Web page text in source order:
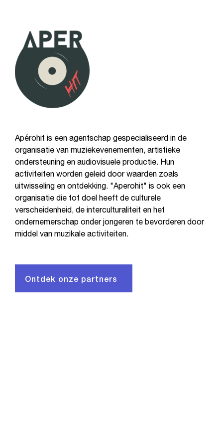
Apérohit is een agentschap gespecialiseerd in de
organisatie van muziekevenementen, artistieke
ondersteuning en audiovisuele productie. Hun
activiteiten worden geleid door waarden zoals
uitwisseling en ontdekking. "Aperohit" is ook een
organisatie die tot doel heeft de culturele
verscheidenheid, de interculturaliteit en het
ondernemerschap onder jongeren te bevorderen door
middel van muzikale activiteiten.
Ontdek onze partners